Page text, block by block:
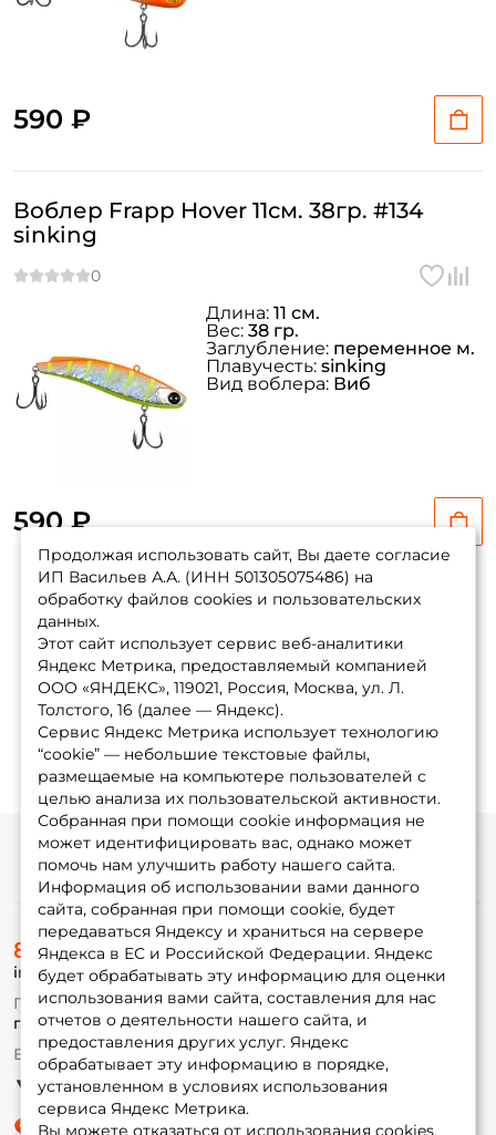
590 ₽
Воблер Frapp Hover 11см. 38гр. #134
sinking
590 ₽
Длина: 11 см.
Вес: 38 гр.
Заглубление: переменное м.
Плавучесть: sinking
Вид воблера: Виб
1 2 3 4
Продолжая использовать сайт, Вы даете согласие
ИП Васильев А.А. (ИНН 501305075486) на
обработку файлов cookies и пользовательских
данных.
Этот сайт использует сервис веб-аналитики
Яндекс Метрика, предоставляемый компанией
ООО «ЯНДЕКС», 119021, Россия, Москва, ул. Л.
Толстого, 16 (далее — Яндекс).
Сервис Яндекс Метрика использует технологию
“cookie” — небольшие текстовые файлы,
размещаемые на компьютере пользователей с
целью анализа их пользовательской активности.
Собранная при помощи cookie информация не
может идентифицировать вас, однако может
помочь нам улучшить работу нашего сайта.
Информация об использовании вами данного
сайта, собранная при помощи cookie, будет
передаваться Яндексу и храниться на сервере
Яндекса в ЕС и Российской Федерации. Яндекс
будет обрабатывать эту информацию для оценки
использования вами сайта, составления для нас
отчетов о деятельности нашего сайта, и
предоставления других услуг. Яндекс
обрабатывает эту информацию в порядке,
установленном в условиях использования
сервиса Яндекс Метрика.
Вы можете отказаться от использования cookies,
Информация
О магазине
Доставка
Оплата
Fox-bonus
Гуру
Партнерская программа
8 (495) 532-77-88
info@foxfishing.ru
По вопросам с заказом
г. Москва, ул. Плеханова д.7
Ежедневно 10:00 до 20:00